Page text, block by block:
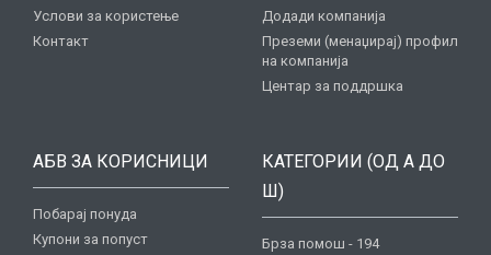
Услови за користење
Контакт
Додади компанија
Преземи (менаџирај) профил
на компанија
Центар за поддршка
АБВ ЗА КОРИСНИЦИ
Побарај понуда
Купони за попуст
КАТЕГОРИИ (ОД А ДО
Ш)
Брза помош - 194